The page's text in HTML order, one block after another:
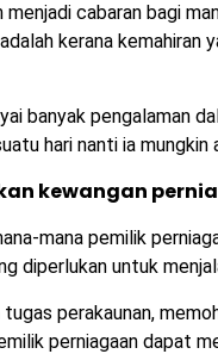
cabaran bagi
kerana
banyak pengalaman
hari nanti ia mungkin
kewangan
mana pemilik
diperlukan untuk
perakaunan,
perniagaan dapat